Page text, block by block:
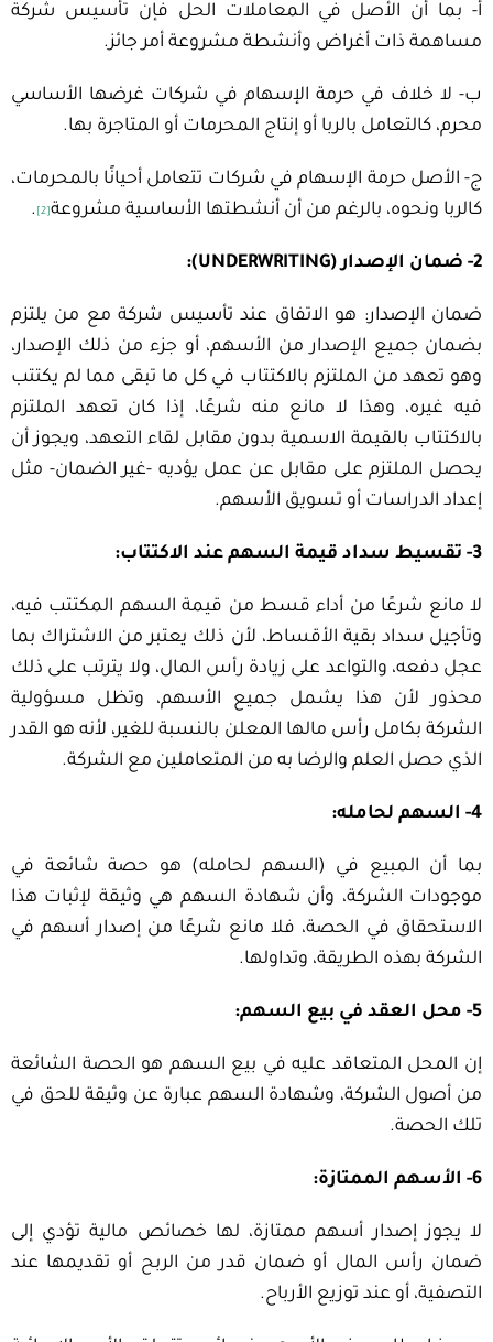
أ- بما أن الأصل في المعاملات الحل فإن تأسيس شركة
مساهمة ذات أغراض وأنشطة مشروعة أمر جائز.
ب- لا خلاف في حرمة الإسهام في شركات غرضها الأساسي
محرم، كالتعامل بالربا أو إنتاج المحرمات أو المتاجرة بها.
ج- الأصل حرمة الإسهام في شركات تتعامل أحيانًا بالمحرمات،
كالربا ونحوه، بالرغم من أن أنشطتها الأساسية مشروعة[2]
.
2- ضمان الإصدار (UNDERWRITING):
ضمان الإصدار: هو الاتفاق عند تأسيس شركة مع من يلتزم
بضمان جميع الإصدار من الأسهم، أو جزء من ذلك الإصدار،
وهو تعهد من الملتزم بالاكتتاب في كل ما تبقى مما لم يكتتب
فيه غيره، وهذا لا مانع منه شرعًا، إذا كان تعهد الملتزم
بالاكتتاب بالقيمة الاسمية بدون مقابل لقاء التعهد، ويجوز أن
يحصل الملتزم على مقابل عن عمل يؤديه -غير الضمان- مثل
إعداد الدراسات أو تسويق الأسهم.
3- تقسيط سداد قيمة السهم عند الاكتتاب:
لا مانع شرعًا من أداء قسط من قيمة السهم المكتتب فيه،
وتأجيل سداد بقية الأقساط، لأن ذلك يعتبر من الاشتراك بما
عجل دفعه، والتواعد على زيادة رأس المال، ولا يترتب على ذلك
محذور لأن هذا يشمل جميع الأسهم، وتظل مسؤولية
الشركة بكامل رأس مالها المعلن بالنسبة للغير، لأنه هو القدر
الذي حصل العلم والرضا به من المتعاملين مع الشركة.
4- السهم لحامله:
بما أن المبيع في (السهم لحامله) هو حصة شائعة في
موجودات الشركة، وأن شهادة السهم هي وثيقة لإثبات هذا
الاستحقاق في الحصة، فلا مانع شرعًا من إصدار أسهم في
الشركة بهذه الطريقة، وتداولها.
5- محل العقد في بيع السهم:
إن المحل المتعاقد عليه في بيع السهم هو الحصة الشائعة
من أصول الشركة، وشهادة السهم عبارة عن وثيقة للحق في
تلك الحصة.
6- الأسهم الممتازة:
لا يجوز إصدار أسهم ممتازة، لها خصائص مالية تؤدي إلى
ضمان رأس المال أو ضمان قدر من الربح أو تقديمها عند
التصفية، أو عند توزيع الأرباح.